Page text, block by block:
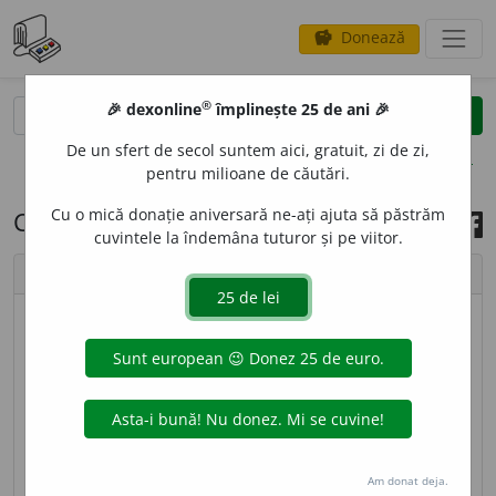
savings Donează
opțiuni
Cuvântul zilei, 13 iunie 2020
imagine © Andrea Homorodean
ilă sf[At:DN3/Pl: ~le/E: fr atrabile]1(
Substanță de culoare închisă care se presupune că
bilă. 2(Rar)
🎉 dexonline® împlinește 25 de ani 🎉
De un sfert de secol suntem aici, gratuit, zi de zi,
pentru milioane de căutări.
Cu o mică donație aniversară ne-ați ajuta să păstrăm
cuvintele la îndemâna tuturor și pe viitor.
Am donat deja.